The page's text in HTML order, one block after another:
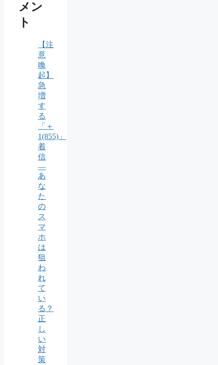
メン
ト
【注
意
喚
起】
急
増
す
る
「＋
1(855)」
着
信
―
あ
な
た
の
ス
マ
ホ
は
狙
わ
れ
て
い
る？
正
し
い
対
策